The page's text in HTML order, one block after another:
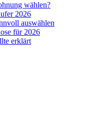
wählen?
2026
auswählen
für 2026
erklärt